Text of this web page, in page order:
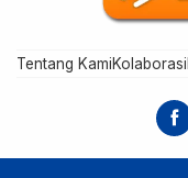
Tentang KamiKolaborasi